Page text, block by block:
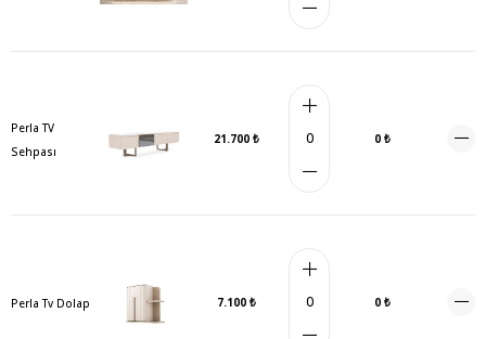
Perla TV
Sehpası
21.700 ₺ 0 ₺
Perla Tv Dolap 7.100 ₺ 0 ₺